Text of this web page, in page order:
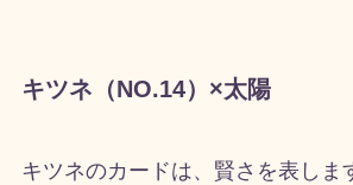
キツネ（NO.14）×太陽
キツネのカードは、賢さを表しま